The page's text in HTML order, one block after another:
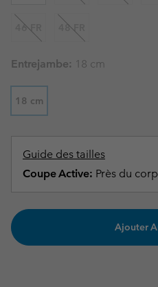
46 FR 48 FR
Entrejambe: 18 cm
18 cm
Guide des tailles
Coupe Active: Près du
Ajouter